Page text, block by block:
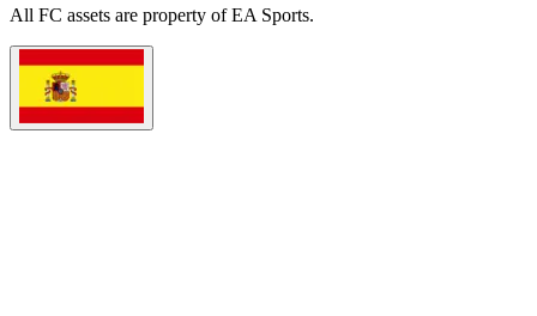
All FC assets are property of EA Sports.